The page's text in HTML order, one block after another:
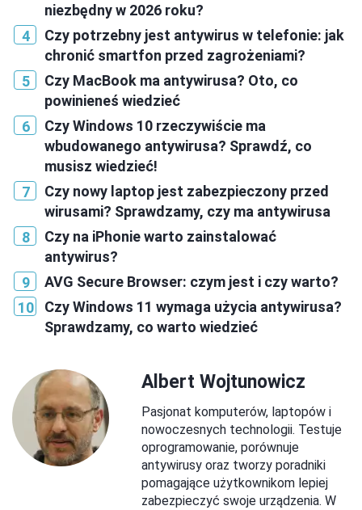
niezbędny w 2026 roku?
Czy potrzebny jest antywirus w telefonie: jak
chronić smartfon przed zagrożeniami?
Czy MacBook ma antywirusa? Oto, co
powinieneś wiedzieć
Czy Windows 10 rzeczywiście ma
wbudowanego antywirusa? Sprawdź, co
musisz wiedzieć!
Czy nowy laptop jest zabezpieczony przed
wirusami? Sprawdzamy, czy ma antywirusa
Czy na iPhonie warto zainstalować
antywirus?
AVG Secure Browser: czym jest i czy warto?
Czy Windows 11 wymaga użycia antywirusa?
Sprawdzamy, co warto wiedzieć
Albert Wojtunowicz
Pasjonat komputerów, laptopów i
nowoczesnych technologii. Testuje
oprogramowanie, porównuje
antywirusy oraz tworzy poradniki
pomagające użytkownikom lepiej
zabezpieczyć swoje urządzenia. W